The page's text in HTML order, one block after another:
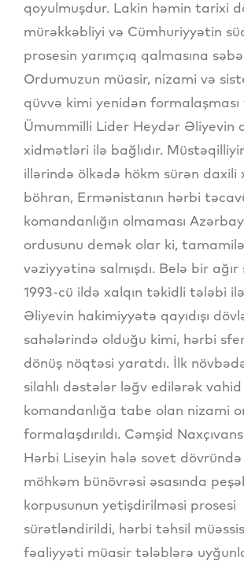
qoyulmuşdur. Lakin həmin tarixi
mürəkkəbliyi və Cümhuriyyətin
prosesin yarımçıq qalmasına
Ordumuzun müasir, nizami və
qüvvə kimi yenidən formalaşması
Ümummilli Lider Heydər Əliyevin
xidmətləri ilə bağlıdır.
illərində ölkədə hökm sürən daxili
böhran, Ermənistanın hərbi
komandanlığın olmaması
ordusunu demək olar ki,
vəziyyətinə salmışdı. Belə bir
1993-cü ildə xalqın təkidli tələbi
Əliyevin hakimiyyətə qayıdışı
sahələrində olduğu kimi, hərbi
dönüş nöqtəsi yaratdı. İlk
silahlı dəstələr ləğv edilərək vahid
komandanlığa tabe olan nizami
formalaşdırıldı. Cəmşid
Hərbi Liseyin hələ sovet
möhkəm bünövrəsi əsasında
korpusunun yetişdirilməsi prosesi
sürətləndirildi, hərbi təhsil
fəaliyyəti müasir tələblərə